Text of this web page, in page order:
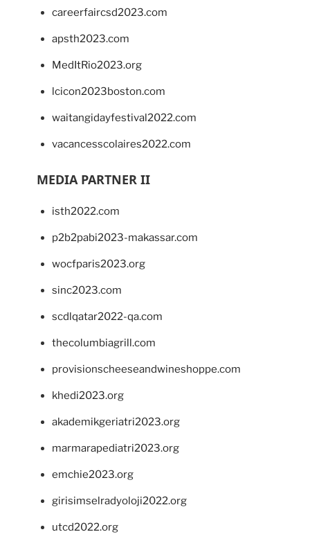
careerfaircsd2023.com
apsth2023.com
MedItRio2023.org
lcicon2023boston.com
waitangidayfestival2022.com
vacancesscolaires2022.com
MEDIA PARTNER II
isth2022.com
p2b2pabi2023-makassar.com
wocfparis2023.org
sinc2023.com
scdlqatar2022-qa.com
thecolumbiagrill.com
provisionscheeseandwineshoppe.com
khedi2023.org
akademikgeriatri2023.org
marmarapediatri2023.org
emchie2023.org
girisimselradyoloji2022.org
utcd2022.org